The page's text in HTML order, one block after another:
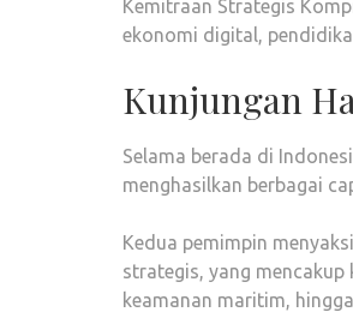
Kemitraan Strategis
ekonomi digital,
Kunjungan
Selama berada di
menghasilkan berbagai
Kedua pemimpin
strategis, yang
keamanan maritim,